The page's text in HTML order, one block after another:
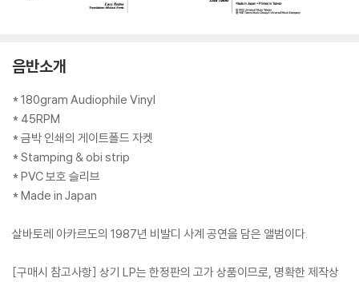
음반소개
* 180gram Audiophile Vinyl
* 45RPM
* 금박 인쇄의 게이트폴드 자켓
* Stamping & obi strip
* PVC 보호 슬리브
* Made in Japan
살바토레 아카르도의 1987년 비발디 사계 공연을 담은 앨범이다.
[구매시 참고사항] 상기 LP는 한정판의 고가 상품이므로, 명확한 제작상